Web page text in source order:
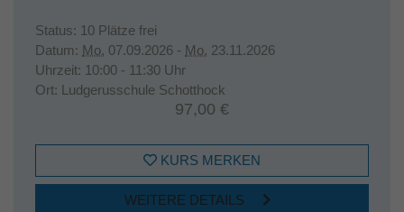
Status: 10 Plätze frei
Datum: Mo. 07.09.2026 - Mo. 23.11.2026
Uhrzeit: 10:00 - 11:30 Uhr
Ort: Ludgerusschule Schotthock
97,00 €
KURS MERKEN
WEITERE DETAILS